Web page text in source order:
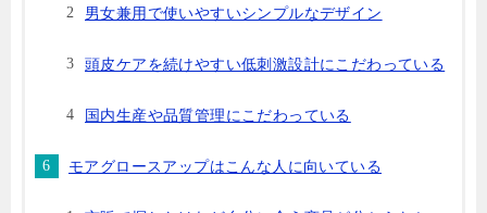
男女兼用で使いやすいシンプルなデザイン
頭皮ケアを続けやすい低刺激設計にこだわっている
国内生産や品質管理にこだわっている
モアグロースアップはこんな人に向いている